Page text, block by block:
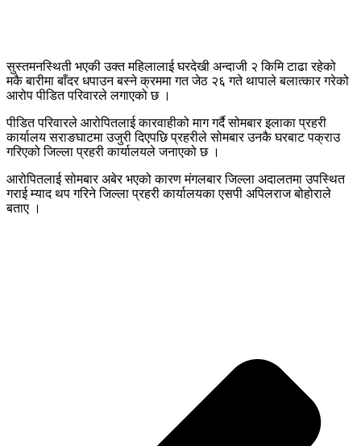
सुस्तमनस्थिती भएकी उक्त महिलालाई घरदेखी अन्दाजी २ किमि टाढा रहेको
मकै बारीमा बाँदर धपाउन बस्ने क्रममा गत जेठ २६ गते थापाले बलात्कार गरेको
आरोप पीडित परिवारले लगाएको छ ।
पीडित परिवारले आरोपितलाई कारवाहीको माग गर्दै सोमबार इलाका प्रहरी
कार्यालय सराङघाटमा उजुरी दिएपछि प्रहरीले सोमबार उनकै घरबाट पक्राउ
गरिएको जिल्ला प्रहरी कार्यालयले जनाएको छ ।
आरोपितलाई सोमबार अबेर भएको कारण मंगलबार जिल्ला अदालतमा उपस्थित
गराई म्याद थप गरिने जिल्ला प्रहरी कार्यालयका एसपी अपिलराज बोहोराले
बताए ।